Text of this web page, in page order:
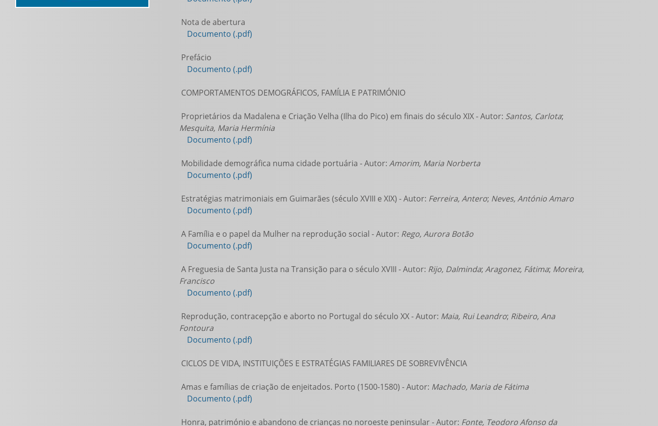
Nota de abertura
Documento (.pdf)
Prefácio
Documento (.pdf)
COMPORTAMENTOS DEMOGRÁFICOS, FAMÍLIA E PATRIMÓNIO
Proprietários da Madalena e Criação Velha (Ilha do Pico) em finais do século XIX - Autor: Santos, Carlota;
Mesquita, Maria Hermínia
Documento (.pdf)
Mobilidade demográfica numa cidade portuária - Autor: Amorim, Maria Norberta
Documento (.pdf)
Estratégias matrimoniais em Guimarães (século XVIII e XIX) - Autor: Ferreira, Antero; Neves, António Amaro
Documento (.pdf)
A Família e o papel da Mulher na reprodução social - Autor: Rego, Aurora Botão
Documento (.pdf)
A Freguesia de Santa Justa na Transição para o século XVIII - Autor: Rijo, Dalminda; Aragonez, Fátima; Moreira,
Francisco
Documento (.pdf)
Reprodução, contracepção e aborto no Portugal do século XX - Autor: Maia, Rui Leandro; Ribeiro, Ana
Fontoura
Documento (.pdf)
CICLOS DE VIDA, INSTITUIÇÕES E ESTRATÉGIAS FAMILIARES DE SOBREVIVÊNCIA
Amas e famílias de criação de enjeitados. Porto (1500-1580) - Autor: Machado, Maria de Fátima
Documento (.pdf)
Honra, património e abandono de crianças no noroeste peninsular - Autor: Fonte, Teodoro Afonso da